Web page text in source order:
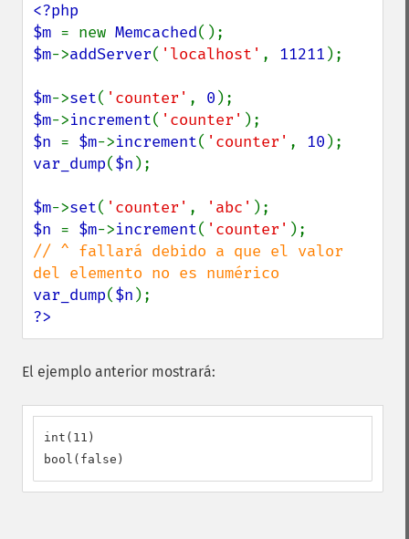
<?php
$m = new Memcached
$m->addServer( 'localhost' , 11211 );
$m->set( 'counter' , 0
$m->increment( 'counter'
$n = $m->increment( 'counter' , 10
var_dump($n );
$m->set( 'counter' , 'abc'
$n = $m->increment( 'counter'
// ^ fallará debido a que el valor
var_dump($n
?>
El ejemplo anterior mostrará:
int(11)
bool(false)